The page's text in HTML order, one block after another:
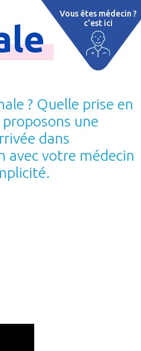
Vous êtes médecin ?
c'est ici
? Quelle prise en
une
dans
avec votre médecin